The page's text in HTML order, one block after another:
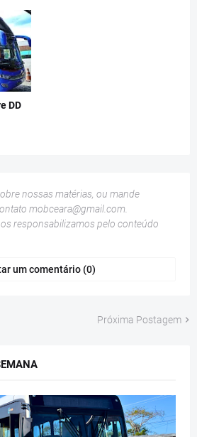
DD
nossas matérias, ou mande
mobceara@gmail.com
responsabilizamos pelo conteúdo
um comentário (0)
Próxima Postagem